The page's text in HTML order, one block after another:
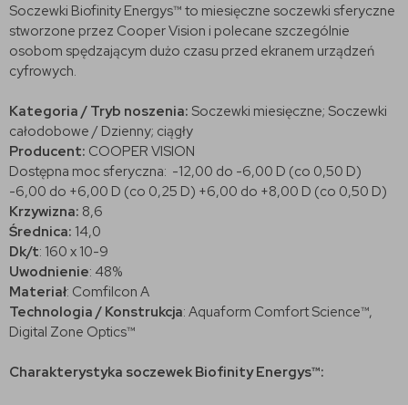
Soczewki Biofinity Energys™ to miesięczne soczewki sferyczne
stworzone przez Cooper Vision i polecane szczególnie
osobom spędzającym dużo czasu przed ekranem urządzeń
cyfrowych.
Kategoria / Tryb noszenia: Soczewki miesięczne; Soczewki
całodobowe / Dzienny; ciągły
Producent: COOPER VISION
Dostępna moc sferyczna: -12,00 do -6,00 D (co 0,50 D)
-6,00 do +6,00 D (co 0,25 D) +6,00 do +8,00 D (co 0,50 D)
Krzywizna: 8,6
Średnica: 14,0
Dk/t: 160 x 10-9
Uwodnienie: 48%
Materiał: Comfilcon A
Technologia / Konstrukcja: Aquaform Comfort Science™,
Digital Zone Optics™
Charakterystyka soczewek Biofinity Energys™: